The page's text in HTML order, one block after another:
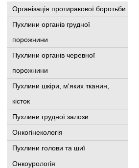
Організація протиракової боротьби
Пухлини органів грудної
порожнини
Пухлини органів черевної
порожнини
Пухлини шкіри, м'яких тканин,
кісток
Пухлини грудної залози
Онкогінекологія
Пухлини голови та шиї
Онкоурологія